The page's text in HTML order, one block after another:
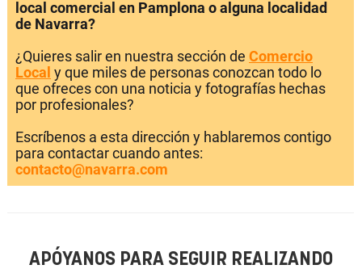
local comercial en Pamplona o alguna localidad
de Navarra?
¿Quieres salir en nuestra sección de Comercio
Local y que miles de personas conozcan todo lo
que ofreces con una noticia y fotografías hechas
por profesionales?
Escríbenos a esta dirección y hablaremos contigo
para contactar cuando antes:
contacto@navarra.com
APÓYANOS PARA SEGUIR REALIZANDO